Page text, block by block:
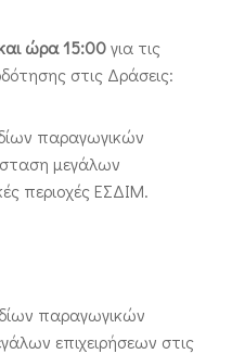
ώρα 15:00για τις
στις Δράσεις:
παραγωγικών
μεγάλων
περιοχές ΕΣΔΙΜ.
παραγωγικών
επιχειρήσεων στις